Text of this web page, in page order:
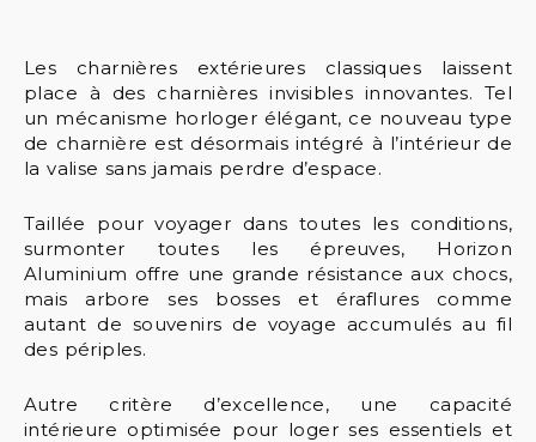
Les charnières extérieures classiques laissent
place à des charnières invisibles innovantes. Tel
un mécanisme horloger élégant, ce nouveau type
de charnière est désormais intégré à l’intérieur de
la valise sans jamais perdre d’espace.
Taillée pour voyager dans toutes les conditions,
surmonter toutes les épreuves, Horizon
Aluminium offre une grande résistance aux chocs,
mais arbore ses bosses et éraflures comme
autant de souvenirs de voyage accumulés au fil
des périples.
Autre critère d’excellence, une capacité
intérieure optimisée pour loger ses essentiels et